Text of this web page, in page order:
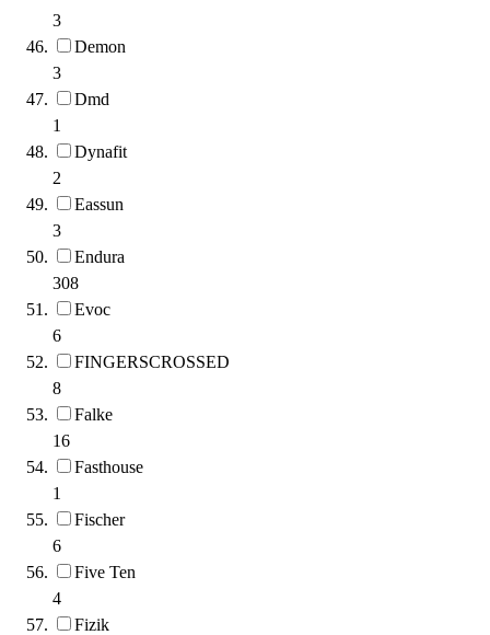
3
Demon
3
Dmd
1
Dynafit
2
Eassun
3
Endura
308
Evoc
6
FINGERSCROSSED
8
Falke
16
Fasthouse
1
Fischer
6
Five Ten
4
Fizik